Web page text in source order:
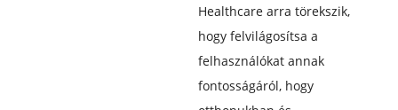
Healthcare arra törekszik,
hogy felvilágosítsa a
felhasználókat annak
fontosságáról, hogy